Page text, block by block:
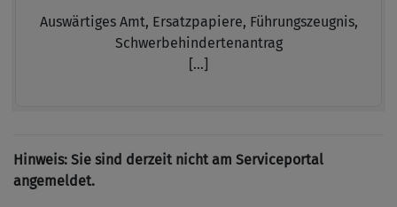
Auswärtiges Amt, Ersatzpapiere, Führungszeugnis,
Schwerbehindertenantrag
[...]
Hinweis: Sie sind derzeit nicht am Serviceportal
angemeldet.